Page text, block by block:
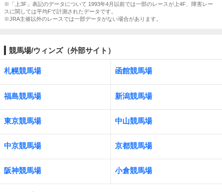
※「上3F」表記のデータについて 1993年4月以前では一部のレースが上4F、障害レー
スに関しては平均Fで計測されたデータです。
※JRA主催以外のレースでは一部データがない場合があります。
競馬場/ウィンズ（外部サイト）
札幌競馬場 函館競馬場
福島競馬場 新潟競馬場
東京競馬場 中山競馬場
中京競馬場 京都競馬場
阪神競馬場 小倉競馬場